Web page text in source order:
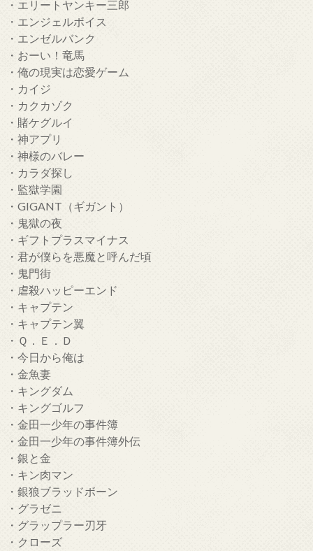
・エリートヤンキー三郎
・エンジェルボイス
・エンゼルバンク
・おーい！竜馬
・俺の現実は恋愛ゲーム
・カイジ
・カクカゾク
・賭ケグルイ
・神アプリ
・神様のバレー
・カラダ探し
・監獄学園
・GIGANT（ギガント）
・鬼獄の夜
・ギフトプラスマイナス
・君が僕らを悪魔と呼んだ頃
・鬼門街
・虐殺ハッピーエンド
・キャプテン
・キャプテン翼
・Ｑ．Ｅ．Ｄ
・今日から俺は
・金魚妻
・キングダム
・キングゴルフ
・金田一少年の事件簿
・金田一少年の事件簿外伝
・銀と金
・キン肉マン
・銀狼ブラッドボーン
・グラゼニ
・グラップラー刃牙
・クローズ